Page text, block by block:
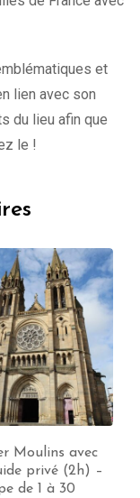
et
lien avec son
du lieu afin que
le !
Moulins avec
privé (2h) –
de 1 à 30